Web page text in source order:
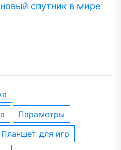
спутник в мире
параметры
планшет для игр